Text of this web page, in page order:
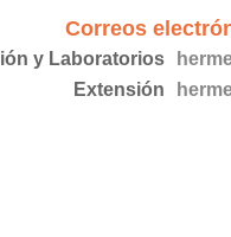
Correos
y Laboratorios
Extensión